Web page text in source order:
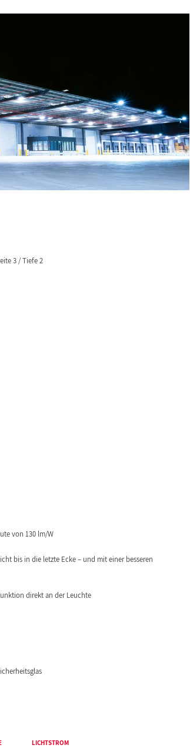
3 / Tiefe 2
von 130 lm/W
bis in die letzte Ecke – und mit einer besseren
direkt an der Leuchte
LICHTSTROM